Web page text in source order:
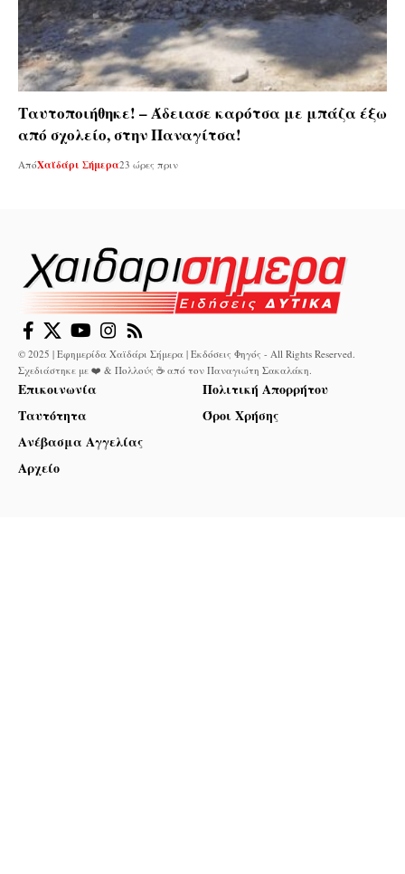
Ταυτοποιήθηκε! – Άδειασε καρότσα με μπάζα έξω
από σχολείο, στην Παναγίτσα!
ΑπόΧαϊδάρι Σήμερα23 ώρες πριν
© 2025 | Εφημερίδα Χαϊδάρι Σήμερα | Εκδόσεις Φηγός - All Rights Reserved.
Σχεδιάστηκε με ❤️ & Πολλούς ☕ από τον Παναγιώτη Σακαλάκη
Επικοινωνία
Ταυτότητα
Ανέβασμα Αγγελίας
Αρχείο
Πολιτική Απορρήτου
Όροι Χρήσης